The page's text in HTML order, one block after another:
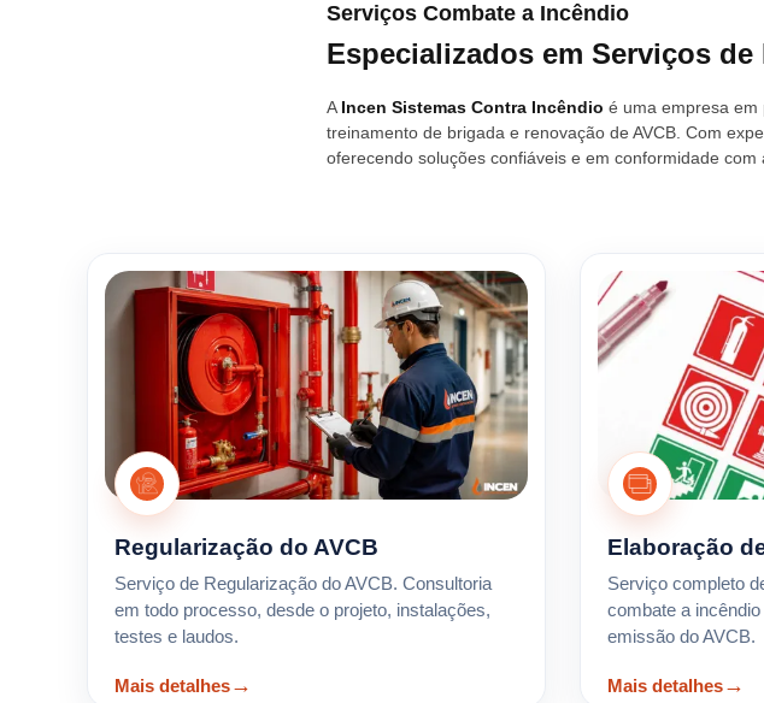
Serviços Combate a Incêndio
Especializados em Serviços
A Incen Sistemas Contra Incêndio é uma empresa em
treinamento de brigada e renovação de AVCB. Com
oferecendo soluções confiáveis e em conformidade com
Regularização do AVCB
Serviço de Regularização do AVCB. Consultoria
em todo processo, desde o projeto, instalações,
testes e laudos.
Mais detalhes
Elaboração
Serviço completo
combate a
emissão do AVCB.
Mais detalhes